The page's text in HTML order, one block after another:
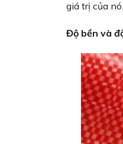
giá trị của nó.
Độ bền và